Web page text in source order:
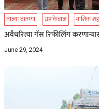
ताज्या बातम्या धडाकेबाज नाशिक
अवैधरित्या गॅस रिफीलिंग
June 29, 2024